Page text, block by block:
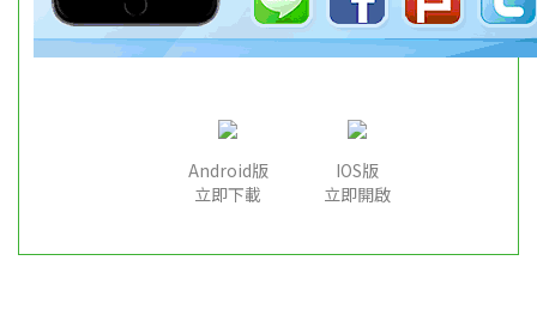
Android版
立即下載
IOS版
立即開啟